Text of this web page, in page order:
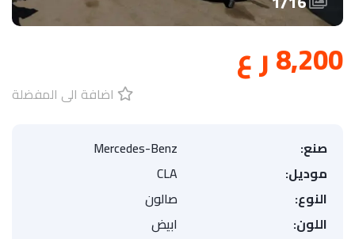
8,200 ر ع
اضافة الى المفضلة
صنع:
Mercedes-Benz
موديل:
CLA
النوع:
صالون
اللون:
ابيض